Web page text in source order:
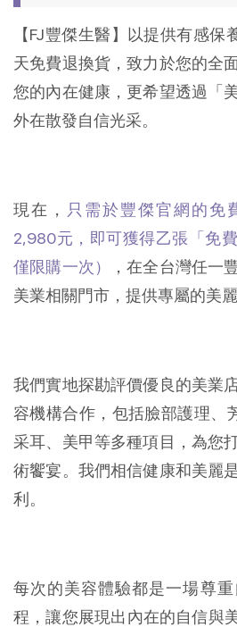
【FJ豐傑生醫】以提供有感
天免費退換貨，致力於您的全
您的內在健康，更希望透過「
外在散發自信光采。
現在，
只需於豐傑官網的免
2,980元，即可獲得乙張「免
僅限購一次）
，在全台灣任一
美業相關門市，提供專屬的美麗
我們實地探勘評價優良的美業
容機構合作，包括臉部護理、
采耳、美甲等多種項目，為您
術饗宴。我們相信健康和美麗
利。
每次的美容體驗都是一場尊
程，讓您展現出內在的自信與